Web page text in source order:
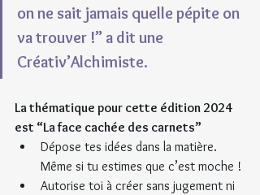
on ne sait jamais quelle pépite on
va trouver !” a dit une
Créativ’Alchimiste.
La thématique pour cette édition 2024
est “La face cachée des carnets”
Dépose tes idées dans la matière.
Même si tu estimes que c’est moche !
Autorise toi à créer sans jugement ni